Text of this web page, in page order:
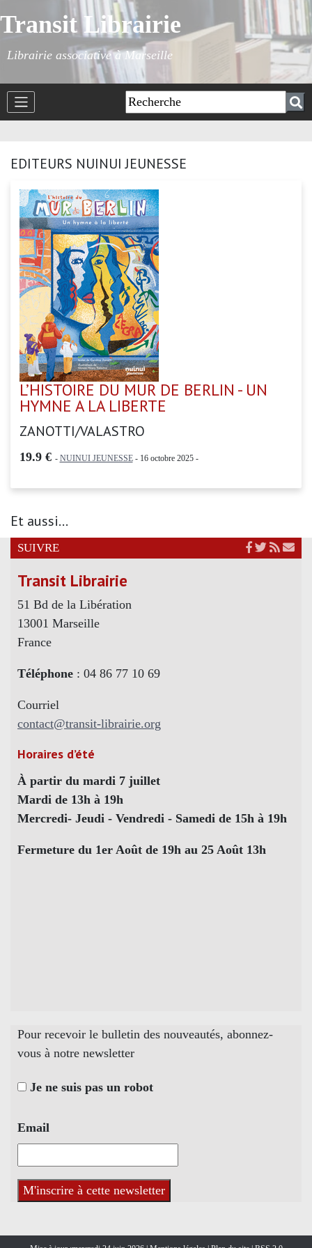
Transit Librairie
Librairie associative à Marseille
EDITEURS NUINUI JEUNESSE
L’HISTOIRE DU MUR DE BERLIN - UN
HYMNE A LA LIBERTE
ZANOTTI/VALASTRO
19.9 € - NUINUI JEUNESSE- 16 octobre 2025 -
Et aussi...
SUIVRE
Transit Librairie
51 Bd de la Libération
13001 Marseille
France
Téléphone : 04 86 77 10 69
Courriel
contact@transit-librairie.org
Horaires d’été
À partir du mardi 7 juillet
Mardi de 13h à 19h
Mercredi- Jeudi - Vendredi - Samedi de 15h à 19h
Fermeture du 1er Août de 19h au 25 Août 13h
Pour recevoir le bulletin des nouveautés, abonnez-
vous à notre newsletter
Je ne suis pas un robot
Email